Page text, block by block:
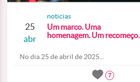
25
abr
noticias
Um marco. Uma
homenagem. Um recomeço.
No dia 25 de abril de 2025...
7